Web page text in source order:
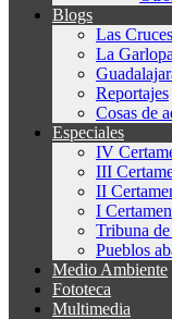
Blogs
Las Cruces
La Garlopa
Reportajes
Cosas de
Especiales
IV
III
II
I
Tribuna
Pueblos
Medio Ambiente
Fototeca
Multimedia